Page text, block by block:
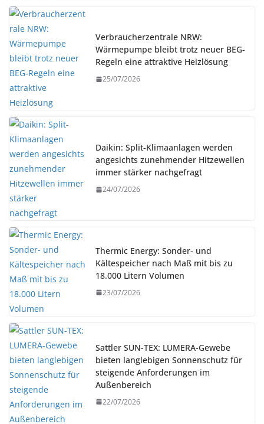
Verbraucherzentrale NRW:
Wärmepumpe bleibt trotz neuer BEG-
Regeln eine attraktive Heizlösung
25/07/2026
Daikin: Split-Klimaanlagen werden
angesichts zunehmender Hitzewellen
immer stärker nachgefragt
24/07/2026
Thermic Energy: Sonder- und
Kältespeicher nach Maß mit bis zu
18.000 Litern Volumen
23/07/2026
Sattler SUN-TEX: LUMERA-Gewebe
bieten langlebigen Sonnenschutz für
steigende Anforderungen im
Außenbereich
22/07/2026